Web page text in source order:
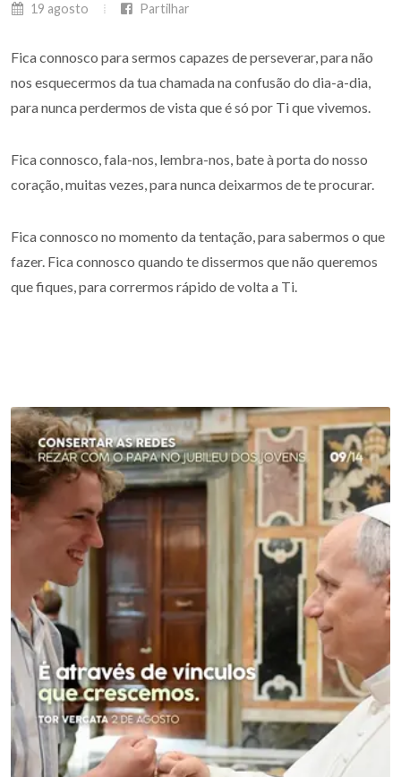
19 agosto Partilhar
Fica connosco para sermos capazes de perseverar, para não
nos esquecermos da tua chamada na confusão do dia-a-dia,
para nunca perdermos de vista que é só por Ti que vivemos.
Fica connosco, fala-nos, lembra-nos, bate à porta do nosso
coração, muitas vezes, para nunca deixarmos de te procurar.
Fica connosco no momento da tentação, para sabermos o que
fazer. Fica connosco quando te dissermos que não queremos
que fiques, para corrermos rápido de volta a Ti.